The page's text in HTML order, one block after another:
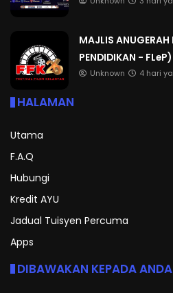
MAJLIS ANUGERAH
PENDIDIKAN -
Unknown 4 hari
HALAMAN
Utama
F.A.Q
Hubungi
Kredit AYU
Jadual Tuisyen Percuma
Apps
DIBAWAKAN KEPADA